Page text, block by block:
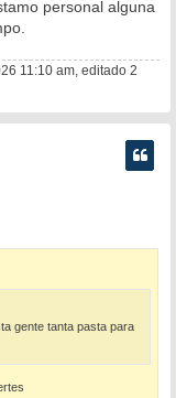
personal alguna
11:10 am, editado 2
gente tanta pasta para